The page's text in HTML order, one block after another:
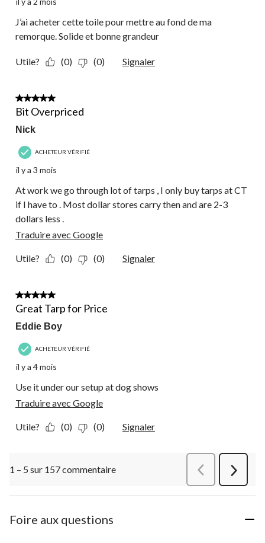
J’ai acheter cette toile pour mettre au fond de ma
remorque. Solide et bonne grandeur
Utile? (0) (0) Signaler
3 étoile(s) sur 5.
Bit Overpriced
Nick
ACHETEUR VÉRIFIÉ
il y a 3 mois
At work we go through lot of tarps , I only buy tarps at CT
if I have to . Most dollar stores carry then and are 2-3
dollars less .
Traduire avec Google
Utile? (0) (0) Signaler
5 étoile(s) sur 5.
Great Tarp for Price
Eddie Boy
ACHETEUR VÉRIFIÉ
il y a 4 mois
Use it under our setup at dog shows
Traduire avec Google
Utile? (0) (0) Signaler
1 – 5 sur 157 commentaire
Suivant
Foire aux questions